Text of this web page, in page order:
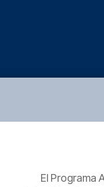
El Programa